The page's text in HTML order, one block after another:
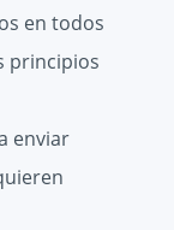
en todos
principios
enviar